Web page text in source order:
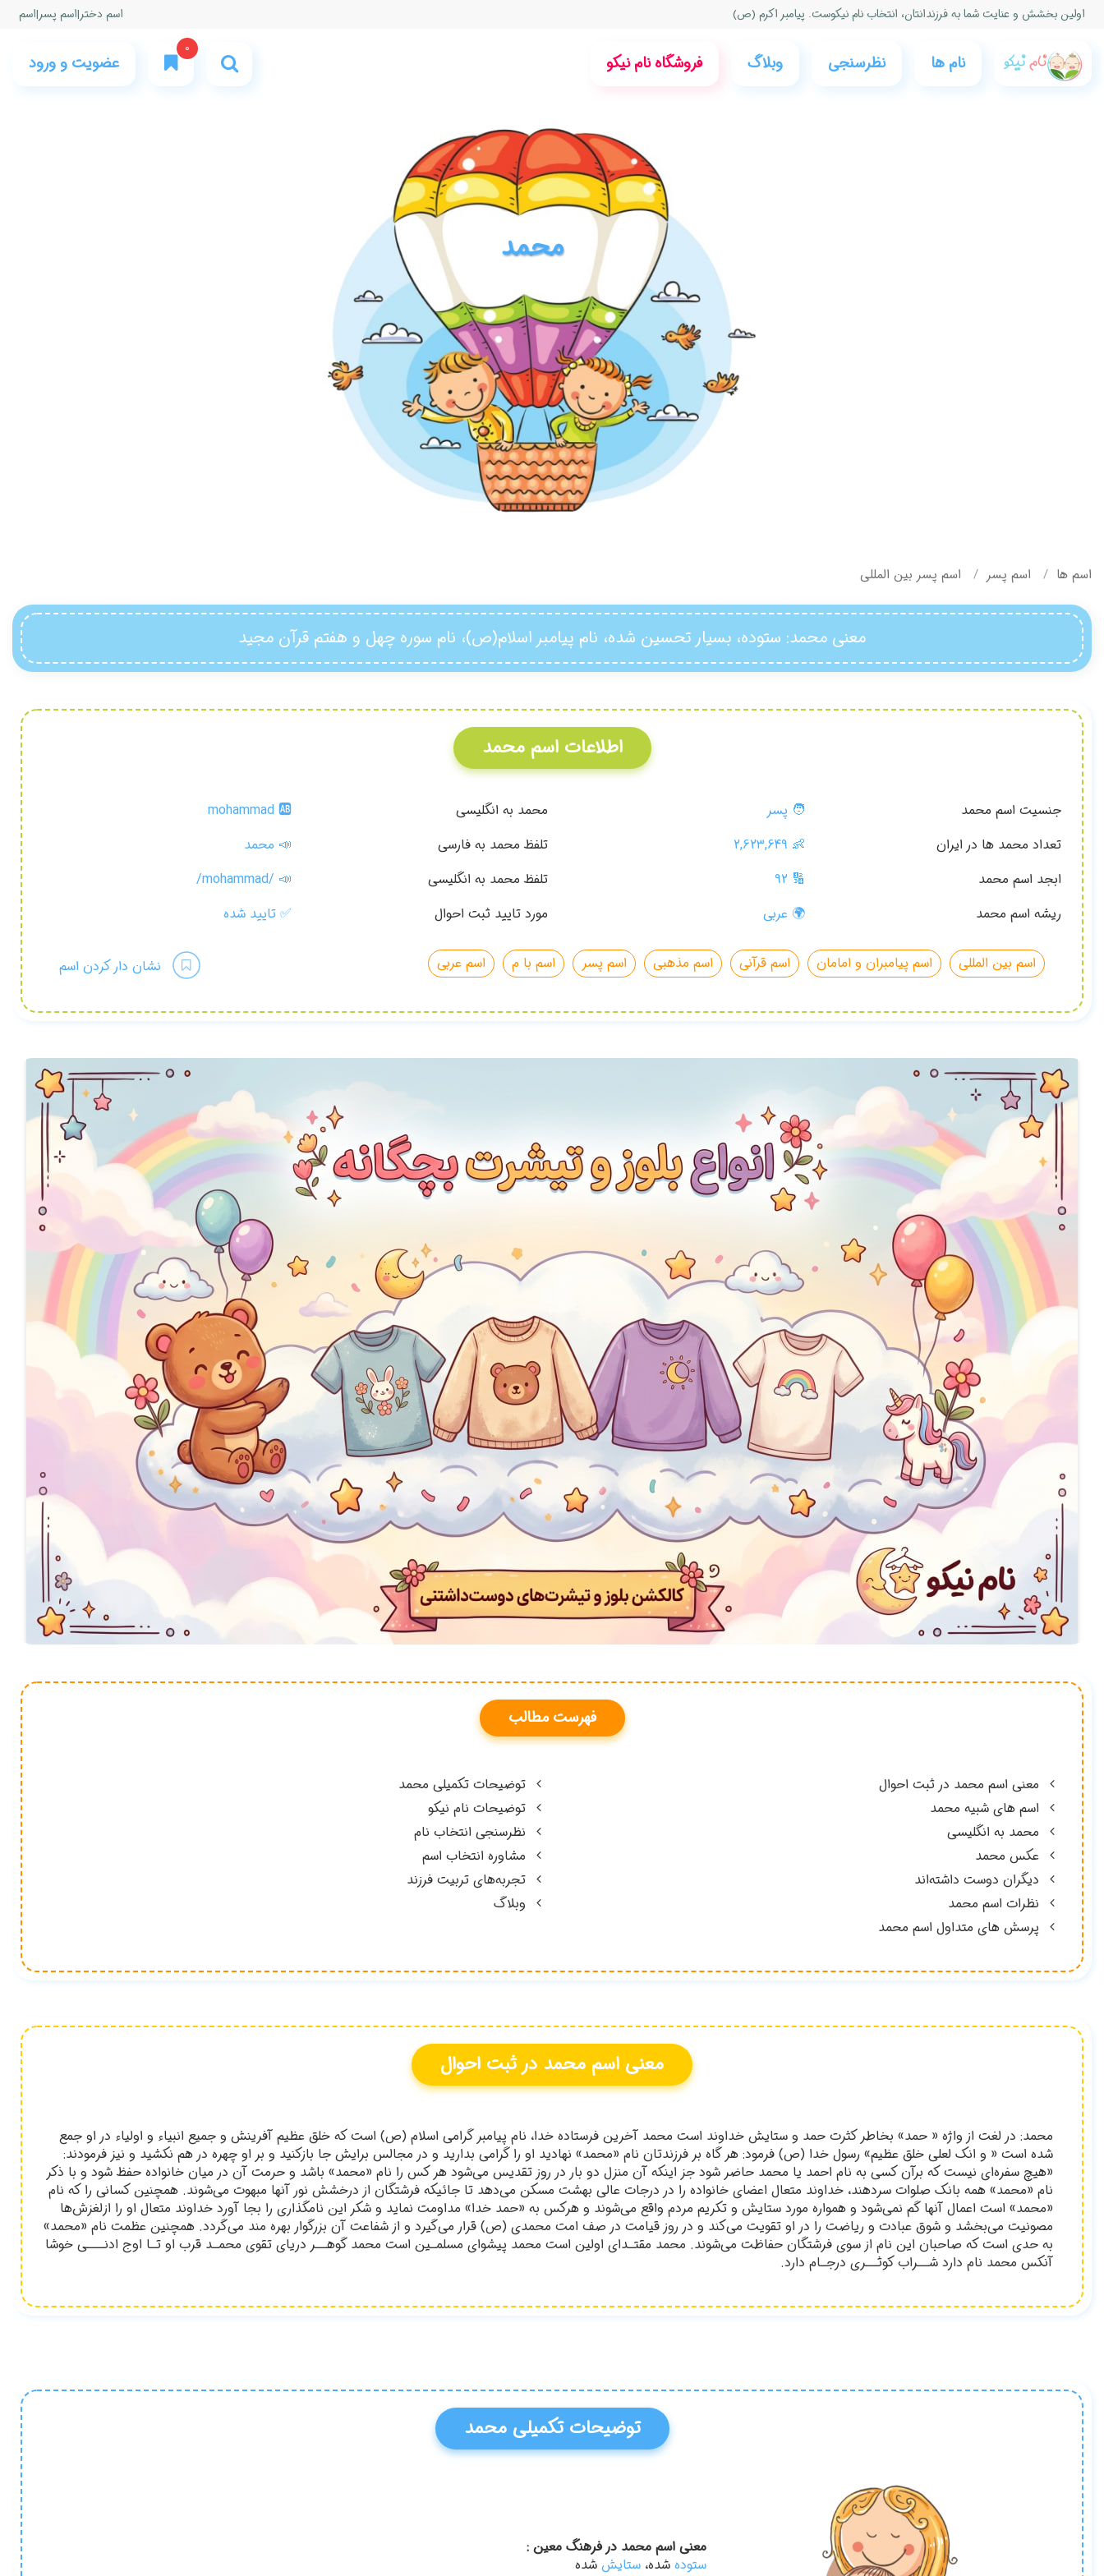
اولین بخشش و عنایت شما به فرزندانتان، انتخاب نام نیكوست. پیامبر اكرم (ص) اسم دختر|اسم پسر|اسم
نام ها نظرسنجی‌ وبلاگ فروشگاه نام نیکو
0
عضویت و ورود
محمد
اسم ها اسم پسر اسم پسر بین المللی
معنی محمد: ستوده، بسیار تحسین شده، نام پیامبر اسلام(ص)، نام سوره چهل و هفتم قرآن مجید
اطلاعات اسم محمد
جنسیت اسم محمد 🧑 پسر محمد به انگلیسی
mohammad 🆎
تعداد محمد ها در ایران
👶
2,623,649 تلفظ محمد به فارسی
📣 محمد
ابجد اسم محمد
🔢 92 تلفظ محمد به انگلیسی /mohammad/ 📣
ریشه اسم محمد
🌍 عربی مورد تایید ثبت احوال ✅تایید شده
اسم بین المللی اسم پیامبران و امامان اسم قرآنی اسم مذهبی اسم پسر اسم با م اسم عربی نشان دار کردن اسم
فهرست مطالب
معنی اسم محمد در ثبت احوال
توضیحات تکمیلی محمد
اسم های شبیه محمد
توضیحات نام نیکو
محمد به انگلیسی
نظرسنجی انتخاب نام
عکس محمد
مشاوره انتخاب اسم
دیگران دوست داشته‌اند
تجربه‌های تربیت فرزند
نظرات اسم محمد
وبلاگ
پرسش های متداول اسم محمد
معنی اسم محمد در ثبت احوال
محمد: در لغت از واژه « حمد» بخاطر كثرت حمد و ستايش خداوند است محمد آخرين فرستاده خدا، نام پيامبر گرامي اسلام (ص) است كه خلق عظيم آفرينش و جميع انبياء و اولياء در او جمع
شده است « و انك لعلي خلق عظيم» رسول خدا (ص) فرمود: هر گاه بر فرزندتان نام «محمد» نهاديد او را گرامي بداريد و در مجالس برايش جا بازكنيد و بر او چهره در هم نكشيد و نيز فرمودند:
«هيچ سفره‌اي نيست كه برآن كسي به نام احمد يا محمد حاضر شود جز اينكه آن منزل دو بار در روز تقديس مي‌شود هر كس را نام «محمد» باشد و حرمت آن در ميان خانواده حفظ شود و با ذكر
نام «محمد» همه بانك صلوات سردهند، خداوند متعال اعضاي خانواده را در درجات عالي بهشت مسكن مي‌دهد تا جائيكه فرشتگان از درخشش نور آنها مبهوت مي‌شوند. همچنين كساني را كه نام
«محمد» است اعمال آنها گم نمي‌شود و همواره مورد ستايش و تكريم مردم واقع مي‌شوند و هركس به «حمد خدا» مداومت نمايد و شكر اين نامگذاري را بجا آورد خداوند متعال او را ازلغزش‌ها
مصونيت مي‌بخشد و شوق عبادت و رياضت را در او تقويت مي‌كند و در روز قيامت در صف امت محمدي (ص) قرار مي‌گيرد و از شفاعت آن بزرگوار بهره مند مي‌گردد. همچنين عظمت نام «محمد»
به حدي است كه صاحبان اين نام از سوي فرشتگان حفاظت مي‌شوند. محمد مقتـداي اولين است محمد پيشواي مسلمـين است محمد گوهــر درياي تقوي محمـد قرب او تـا اوج ادنـــي خوشا
آنكس محمد نام دارد شــراب كوثــري درجـام دارد.
توضیحات تکمیلی محمد
معنی اسم محمد در فرهنگ معین :
ستوده شده،ستایش شده